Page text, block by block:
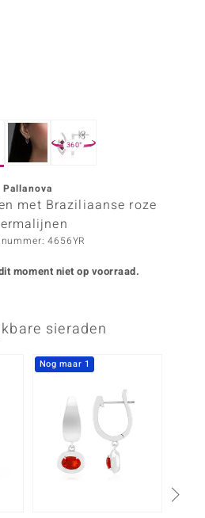
360°
Pallanova
met Braziliaanse roze
4656YR
moment niet op voorraad.
sieraden
Nog maar 1